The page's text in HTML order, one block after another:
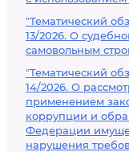
"Тематический
13/2026. О
самовольным
"Тематический
14/2026. О
применением
коррупции и
Федерации
нарушения